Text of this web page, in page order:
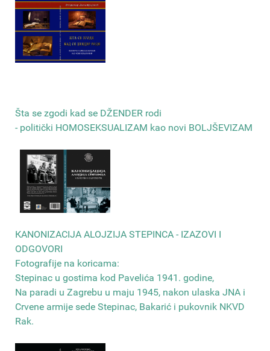
Šta se zgodi kad se DŽENDER rodi
- politički HOMOSEKSUALIZAM kao novi BOLJŠEVIZAM
КANONIZACIJA ALOJZIJA STEPINCA - IZAZOVI I
ODGOVORI
Fotografije na koricama:
Stepinac u gostima kod Pavelića 1941. godine,
Na paradi u Zagrebu u maju 1945, nakon ulaska JNA i
Crvene armije sede Stepinac, Bakarić i pukovnik NKVD
Rak.